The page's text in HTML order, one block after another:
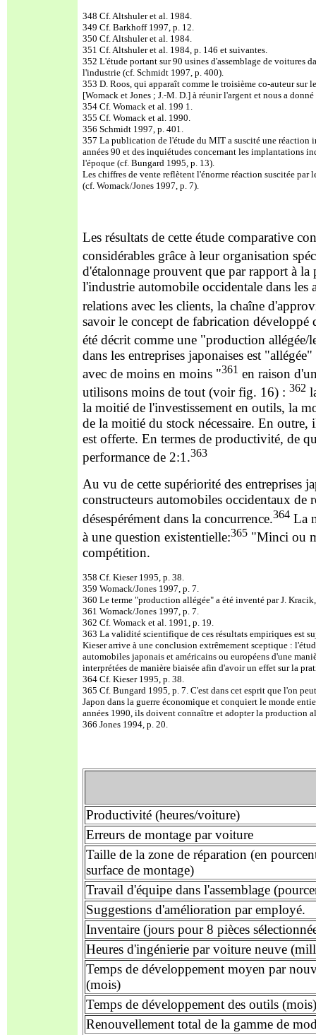
348 Cf. Altshuler et al. 1984.
349 Cf. Barkhoff 1997, p. 12.
350 Cf. Altshuler et al. 1984.
351 Cf. Altshuler et al. 1984, p. 146 et suivantes.
352 L'étude portant sur 90 usines d'assemblage de voitures
l'industrie (cf. Schmidt 1997, p. 400).
353 D. Roos, qui apparaît comme le troisième co-auteur sur
[Womack et Jones ; J.-M. D.] à réunir l'argent et nous a
354 Cf. Womack et al. 199 1.
355 Cf. Womack et al. 1990.
356 Schmidt 1997, p. 401.
357 La publication de l'étude du MIT a suscité une réaction
années 90 et des inquiétudes concernant les implantations
l'époque (cf. Bungard 1995, p. 13).
Les chiffres de vente reflètent l'énorme réaction suscitée
(cf. Womack/Jones 1997, p. 7).
Les résultats de cette étude comparative
considérables grâce à leur organisation
d'étalonnage prouvent que par rapport à
l'industrie automobile occidentale dans les
relations avec les clients, la chaîne
savoir le concept de fabrication
été décrit comme une "production
dans les entreprises japonaises est
avec de moins en moins "361 en raison
utilisons moins de tout (voir fig. 16) : 362
la moitié de l'investissement en outils, la
de la moitié du stock nécessaire. En
est offerte. En termes de productivité, de
performance de 2:1.363
Au vu de cette supériorité des entreprises
constructeurs automobiles occidentaux de
désespérément dans la concurrence.364 La
à une question existentielle:365 "Minci ou
compétition.
358 Cf. Kieser 1995, p. 38.
359 Womack/Jones 1997, p. 7.
360 Le terme "production allégée" a été inventé par J.
361 Womack/Jones 1997, p. 7.
362 Cf. Womack et al. 1991, p. 19.
363 La validité scientifique de ces résultats empiriques est
Kieser arrive à une conclusion extrêmement sceptique :
automobiles japonais et américains ou européens d'une
interprétées de manière biaisée afin d'avoir un effet sur la
364 Cf. Kieser 1995, p. 38.
365 Cf. Bungard 1995, p. 7. C'est dans cet esprit que l'on
Japon dans la guerre économique et conquiert le monde
années 1990, ils doivent connaître et adopter la production
366 Jones 1994, p. 20.
Productivité (heures/voiture)
Erreurs de montage par voiture
Taille de la zone de réparation (en
surface de montage)
Travail d'équipe dans l'assemblage
Suggestions d'amélioration par employé.
Inventaire (jours pour 8 pièces
Heures d'ingénierie par voiture neuve
Temps de développement moyen par
(mois)
Temps de développement des outils (mois)
Renouvellement total de la gamme de